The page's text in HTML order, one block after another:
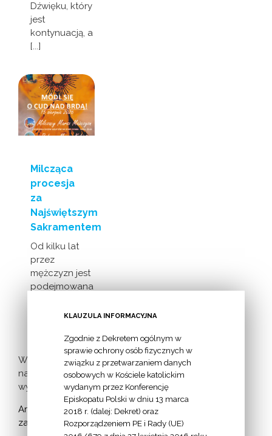
Dźwięku, który
jest
kontynuacją, a
[...]
Milcząca
procesja
za
Najświętszym
Sakramentem
Od kilku lat
przez
mężczyzn jest
podejmowana
milczącej [...]
Więcej
nadchodzących
wydarzeń >
Archiwum
zapowiedzi:
KLAUZULA INFORMACYJNA
Zgodnie z Dekretem ogólnym w
sprawie ochrony osób fizycznych w
związku z przetwarzaniem danych
osobowych w Kościele katolickim
wydanym przez Konferencję
Episkopatu Polski w dniu 13 marca
2018 r. (dalej: Dekret) oraz
Rozporządzeniem PE i Rady (UE)